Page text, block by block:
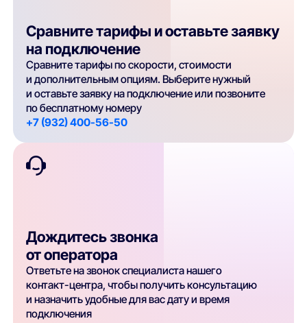
Сравните тарифы и оставьте заявку
на подключение
Сравните тарифы по скорости, стоимости
и дополнительным опциям. Выберите нужный
и оставьте заявку на подключение или позвоните
по бесплатному номеру
+7 (932) 400-56-50
Дождитесь звонка
от оператора
Ответьте на звонок специалиста нашего
контакт-центра, чтобы получить консультацию
и назначить удобные для вас дату и время
подключения